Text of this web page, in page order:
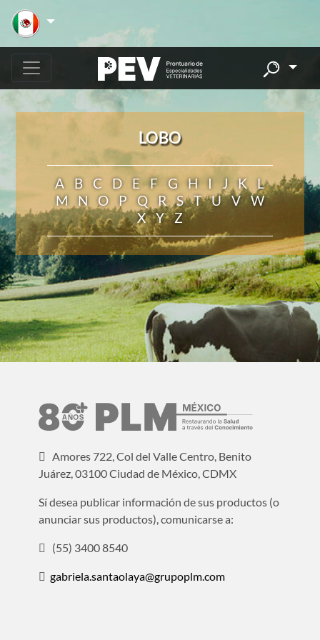
LOBO
A B C D E F G H I J K
L
M
N O P Q R S T U V
W
X
Y Z
Amores 722, Col del Valle Centro, Benito
Juárez, 03100 Ciudad de México, CDMX
Sí desea publicar información de sus productos (o
anunciar sus productos), comunicarse a:
(55) 3400 8540
gabriela.santaolaya@grupoplm.com